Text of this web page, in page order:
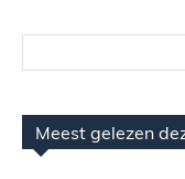
Meest gelezen